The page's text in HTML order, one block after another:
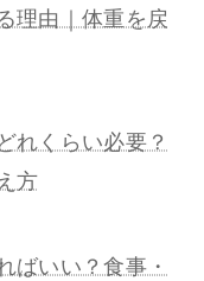
理由｜体重を戻
れくらい必要？
方
ばいい？食事・